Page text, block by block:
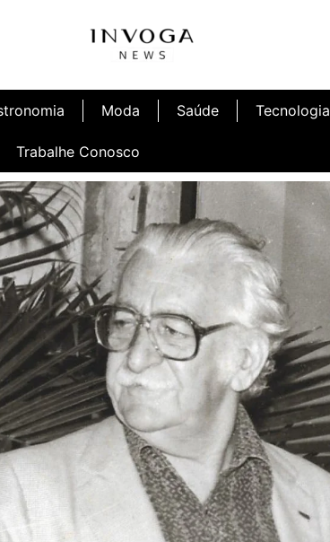
Moda Saúde Tecnologia
Trabalhe Conosco
Inauguração Ninetto Fortaleza